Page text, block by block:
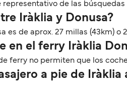
representativo de las
Iràklia y Donusa?
es de aprox. 27 millas (43km) o
en el ferry Iràklia
ferry no permiten que los
a pie de Iràklia